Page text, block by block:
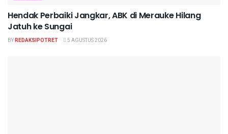
Hendak Perbaiki Jangkar, ABK di Merauke Hilang
Jatuh ke Sungai
BYREDAKSIPOTRET 5 AGUSTUS 2026